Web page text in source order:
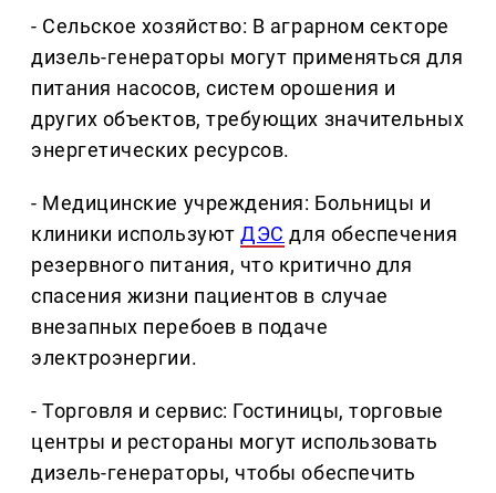
- Сельское хозяйство: В аграрном секторе
дизель-генераторы могут применяться для
питания насосов, систем орошения и
других объектов, требующих значительных
энергетических ресурсов.
- Медицинские учреждения: Больницы и
клиники используютДЭС для обеспечения
резервного питания, что критично для
спасения жизни пациентов в случае
внезапных перебоев в подаче
электроэнергии.
- Торговля и сервис: Гостиницы, торговые
центры и рестораны могут использовать
дизель-генераторы, чтобы обеспечить